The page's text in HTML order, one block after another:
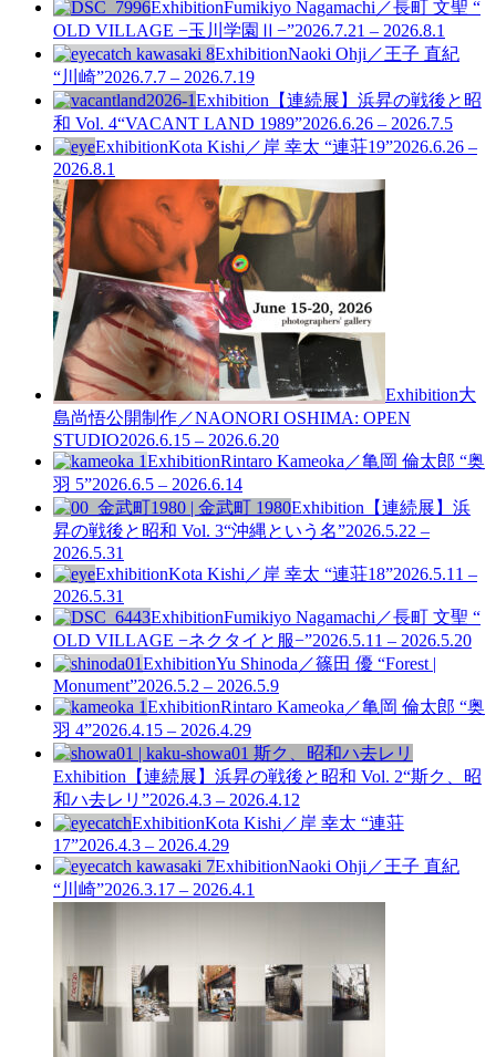
ExhibitionFumikiyo Nagamachi／長町 文聖 “
OLD VILLAGE −玉川学園Ⅱ−”2026.7.21 – 2026.8.1
ExhibitionNaoki Ohji／王子 直紀
“川崎”2026.7.7 – 2026.7.19
Exhibition 【連続展】浜昇の戦後と昭
和 Vol. 4“VACANT LAND 1989”2026.6.26 – 2026.7.5
ExhibitionKota Kishi／岸 幸太 “連荘19”2026.6.26 –
2026.8.1
Exhibition大
島尚悟公開制作／NAONORI OSHIMA: OPEN
STUDIO2026.6.15 – 2026.6.20
ExhibitionRintaro Kameoka／亀岡 倫太郎 “奥
羽 5”2026.6.5 – 2026.6.14
Exhibition 【連続展】浜
昇の戦後と昭和 Vol. 3“沖縄という名”2026.5.22 –
2026.5.31
ExhibitionKota Kishi／岸 幸太 “連荘18”2026.5.11 –
2026.5.31
ExhibitionFumikiyo Nagamachi／長町 文聖 “
OLD VILLAGE −ネクタイと服−”2026.5.11 – 2026.5.20
ExhibitionYu Shinoda／篠田 優 “Forest |
Monument”2026.5.2 – 2026.5.9
ExhibitionRintaro Kameoka／亀岡 倫太郎 “奥
羽 4”2026.4.15 – 2026.4.29
Exhibition 【連続展】浜昇の戦後と昭和 Vol. 2“斯ク、昭
和ハ去レリ”2026.4.3 – 2026.4.12
ExhibitionKota Kishi／岸 幸太 “連荘
17”2026.4.3 – 2026.4.29
ExhibitionNaoki Ohji／王子 直紀
“川崎”2026.3.17 – 2026.4.1